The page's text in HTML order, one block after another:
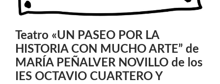
Teatro «UN PASEO POR LA
HISTORIA CON MUCHO ARTE” de
MARÍA PEÑALVER NOVILLO de los
IES OCTAVIO CUARTERO Y